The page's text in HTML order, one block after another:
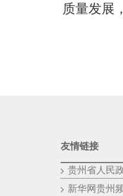
质量发展
友情链接
贵州省人民
新华网贵州